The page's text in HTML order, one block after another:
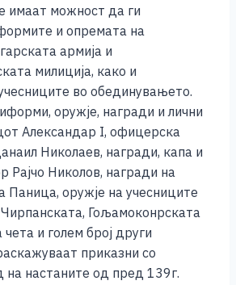
имаат можност да ги
и опремата на
армија и
милиција, како и
во обединувањето.
оружје, награди и лични
Александар I, офицерска
Николаев, награди, капа и
Рајчо Николов, награди на
Паница, оружје на учесниците
Гољамоконрската
и голем број други
приказни со
на настаните од пред 139г.